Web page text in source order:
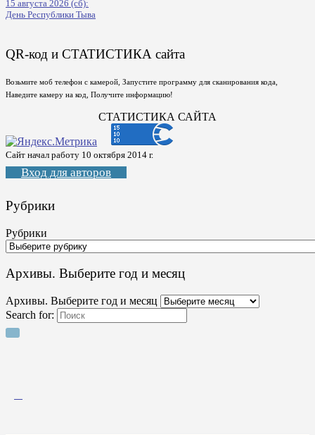
15 августа 2026 (сб):
День Республики Тыва
QR-код и СТАТИСТИКА сайта
Возьмите моб телефон с камерой, Запустите программу для сканирования кода,
Наведите камеру на код, Получите информацию!
СТАТИСТИКА САЙТА
Сайт начал работу 10 октября 2014 г.
Вход для авторов
Рубрики
Рубрики
Архивы. Выберите год и месяц
Архивы. Выберите год и месяц
Search for: